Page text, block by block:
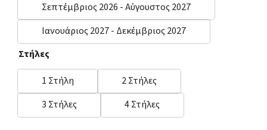
Σεπτέμβριος 2026 - Αύγουστος 2027
Ιανουάριος 2027 - Δεκέμβριος 2027
Στήλες
1 Στήλη
2 Στήλες
3 Στήλες
4 Στήλες